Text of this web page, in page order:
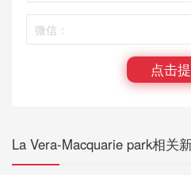
点击
La Vera-Macquarie park相关